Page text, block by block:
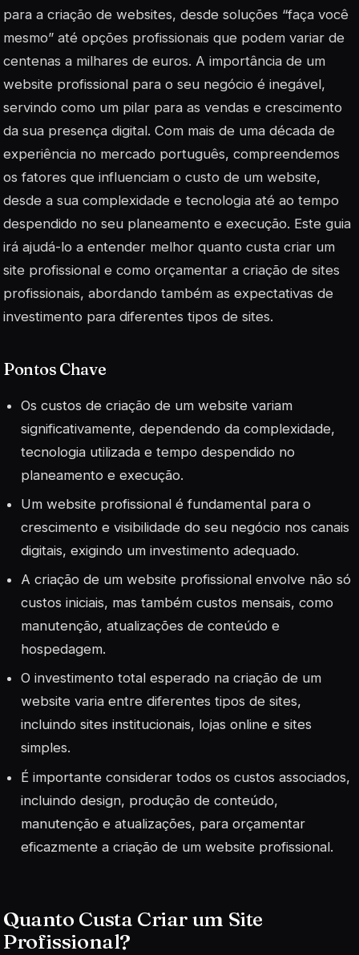
para a criação de websites, desde soluções “faça você
mesmo” até opções profissionais que podem variar de
centenas a milhares de euros. A importância de um
website profissional para o seu negócio é inegável,
servindo como um pilar para as vendas e crescimento
da sua presença digital. Com mais de uma década de
experiência no mercado português, compreendemos
os fatores que influenciam o custo de um website,
desde a sua complexidade e tecnologia até ao tempo
despendido no seu planeamento e execução. Este guia
irá ajudá-lo a entender melhor quanto custa criar um
site profissional e como orçamentar a criação de sites
profissionais, abordando também as expectativas de
investimento para diferentes tipos de sites.
Pontos Chave
Os custos de criação de um website variam
significativamente, dependendo da complexidade,
tecnologia utilizada e tempo despendido no
planeamento e execução.
Um website profissional é fundamental para o
crescimento e visibilidade do seu negócio nos canais
digitais, exigindo um investimento adequado.
A criação de um website profissional envolve não só
custos iniciais, mas também custos mensais, como
manutenção, atualizações de conteúdo e
hospedagem.
O investimento total esperado na criação de um
website varia entre diferentes tipos de sites,
incluindo sites institucionais, lojas online e sites
simples.
É importante considerar todos os custos associados,
incluindo design, produção de conteúdo,
manutenção e atualizações, para orçamentar
eficazmente a criação de um website profissional.
Quanto Custa Criar um Site
Profissional?